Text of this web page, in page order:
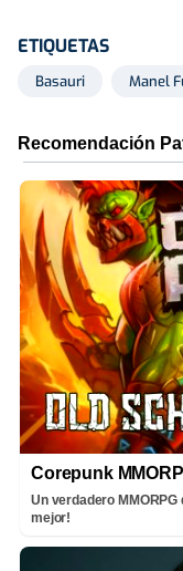
ETIQUETAS
Basauri Manel
Corepunk
Un verdadero
mejor!